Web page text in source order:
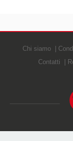
Chi siamo
Contatti